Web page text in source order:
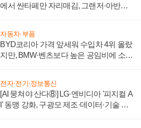
에서 싼타페만 자리매김, 그랜저·아반떼
자동차·부품
BYD코리아 가격 앞세워 수입차 4위 올랐
지만, BMW·벤츠보다 높은 공임비에 소비
전자·전기·정보통신
[AI 뭉쳐야 산다⑧] LG·엔비디아 '피지컬 A
I' 동맹 강화, 구광모 제조·데이터·기술 결